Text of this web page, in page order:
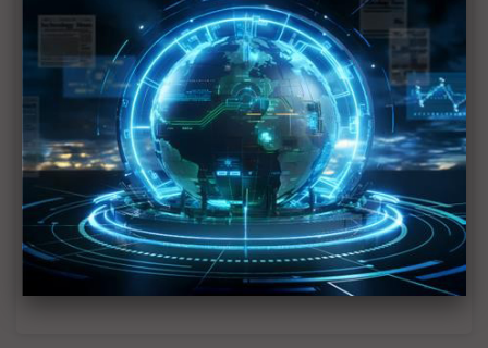
皇鋒通訊運用熱感應手機與AR眼鏡實現高安全性智慧
巡檢
東捷資訊實現設備即服務的自主式預防維護
叡揚資訊Vitals ESP以AI助攻 提升製造知識傳承力
邁向工業4.0 車王電子建構影音資料一體化IoT整合通
訊平台
從智慧加工到AI品質力的新創商機與挑戰